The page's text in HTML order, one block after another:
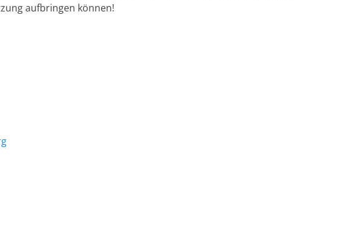
aufbringen können!